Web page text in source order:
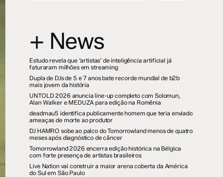
+ News
Estudo revela que ‘artistas’ de inteligência artificial já
faturaram milhões em streaming
Dupla de DJs de 5 e 7 anos bate recorde mundial de b2b
mais jovem da história
UNTOLD 2026 anuncia line-up completo com Solomun,
Alan Walker e MEDUZA para edição na Romênia
deadmau5 identifica publicamente homem que teria enviado
ameaças de morte ao produtor
DJ HAMRO sobe ao palco do Tomorrowland menos de quatro
meses após diagnóstico de câncer
Tomorrowland 2026 encerra edição histórica na Bélgica
com forte presença de artistas brasileiros
Live Nation vai construir a maior arena coberta da América
do Sul em São Paulo